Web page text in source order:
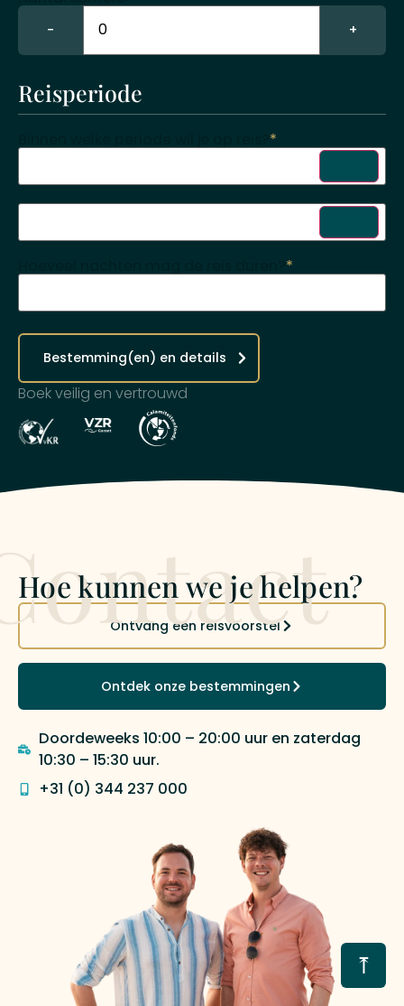
− +
Reisperiode
*
*
Bestemming(en) en details
Boek veilig en vertrouwd
Hoe kunnen we je helpen?
Ontvang een reisvoorstel
Ontdek onze bestemmingen
Doordeweeks 10:00 – 20:00 uur en zaterdag
10:30 – 15:30 uur.
+31 (0) 344 237 000
⤒